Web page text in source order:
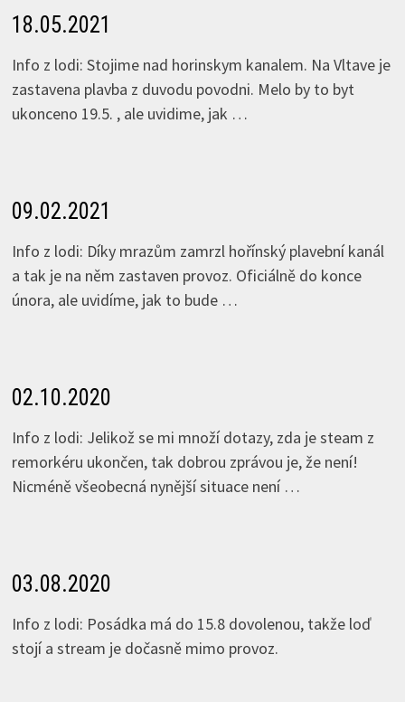
18.05.2021
Info z lodi: Stojime nad horinskym kanalem. Na Vltave je
zastavena plavba z duvodu povodni. Melo by to byt
ukonceno 19.5. , ale uvidime, jak …
09.02.2021
Info z lodi: Díky mrazům zamrzl hořínský plavební kanál
a tak je na něm zastaven provoz. Oficiálně do konce
února, ale uvidíme, jak to bude …
02.10.2020
Info z lodi: Jelikož se mi množí dotazy, zda je steam z
remorkéru ukončen, tak dobrou zprávou je, že není!
Nicméně všeobecná nynější situace není …
03.08.2020
Info z lodi: Posádka má do 15.8 dovolenou, takže loď
stojí a stream je dočasně mimo provoz.